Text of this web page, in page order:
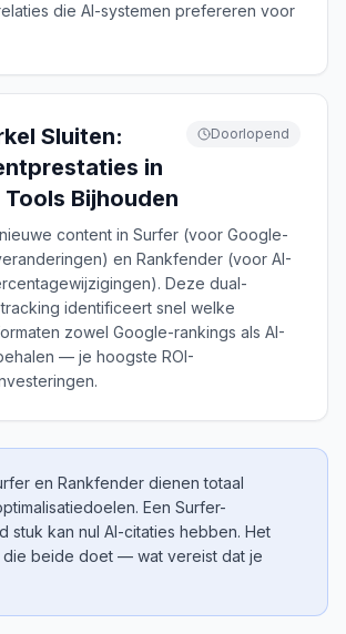
die AI-systemen prefereren voor
Sluiten:
in
Tools Bijhouden
Doorlopend
content in Surfer (voor Google-
en Rankfender (voor AI-
Deze dual-
identificeert snel welke
zowel Google-rankings als AI-
— je hoogste ROI-
en Rankfender dienen totaal
Een Surfer-
stuk kan nul AI-citaties hebben. Het
die beide doet — wat vereist dat je